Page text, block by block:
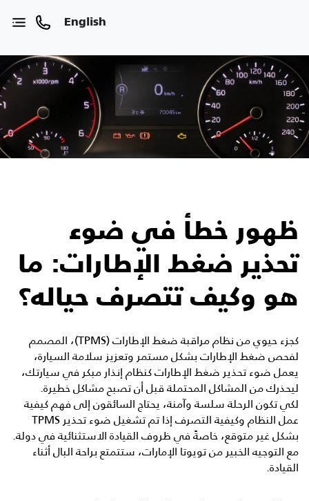
English
ظهور خطأ في ضوء
تحذير ضغط الإطارات: ما
هو وكيف تتصرف حياله؟
كجزء حيوي من نظام مراقبة ضغط الإطارات (TPMS)، المصمم
لفحص ضغط الإطارات بشكل مستمر وتعزيز سلامة السيارة،
يعمل ضوء تحذير ضغط الإطارات كنظام إنذار مبكر في سيارتك،
ليحذرك من المشاكل المحتملة قبل أن تصبح مشاكل خطيرة.
لكي تكون الرحلة سلسة وآمنة، يحتاج السائقون إلى فهم كيفية
عمل النظام وكيفية التصرف إذا تم تشغيل ضوء تحذير TPMS
بشكل غير متوقع، خاصةً في ظروف القيادة الاستثنائية في دولة.
مع التوجيه الخبير منتويوتا الإمارات، ستتمتع براحة البال أثناء
القيادة.